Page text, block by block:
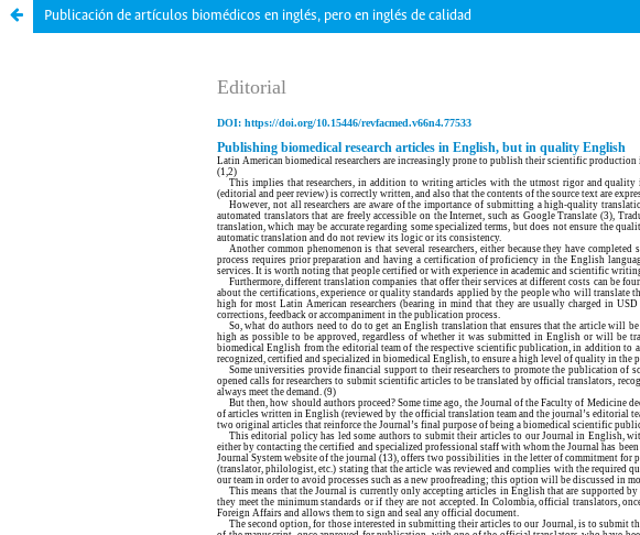
Publicación de artículos biomédicos en inglés, pero en inglés de calidad